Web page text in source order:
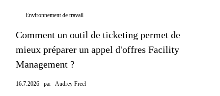
Environnement de travail
Comment un outil de ticketing permet de
mieux préparer un appel d'offres Facility
Management ?
16.7.2026 par Audrey Freel